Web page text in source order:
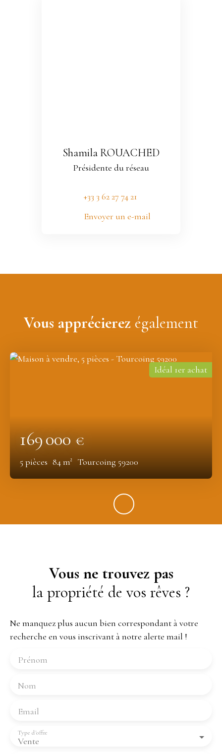
Shamila ROUACHED
Présidente du réseau
+33 3 62 27 74 21
Envoyer un e-mail
Vous apprécierez également
169 000€
5 pièces 84m² Tourcoing 59200
Idéal 1er achat
Vous ne trouvez pas
la propriété de vos rêves ?
Ne manquez plus aucun bien correspondant à votre
recherche en vous inscrivant à notre alerte mail !
Prénom
Nom
Email
Vente
Type d'offre